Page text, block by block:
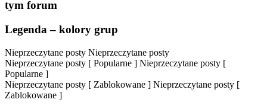
tym forum
Legenda – kolory grup
Nieprzeczytane posty Nieprzeczytane posty
Nieprzeczytane posty [ Popularne ] Nieprzeczytane posty [
Popularne ]
Nieprzeczytane posty [ Zablokowane ] Nieprzeczytane posty [
Zablokowane ]